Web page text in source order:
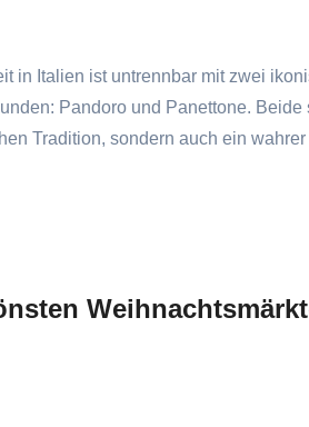
in Italien ist untrennbar mit zwei
Pandoro und Panettone. Beide
Tradition, sondern auch ein